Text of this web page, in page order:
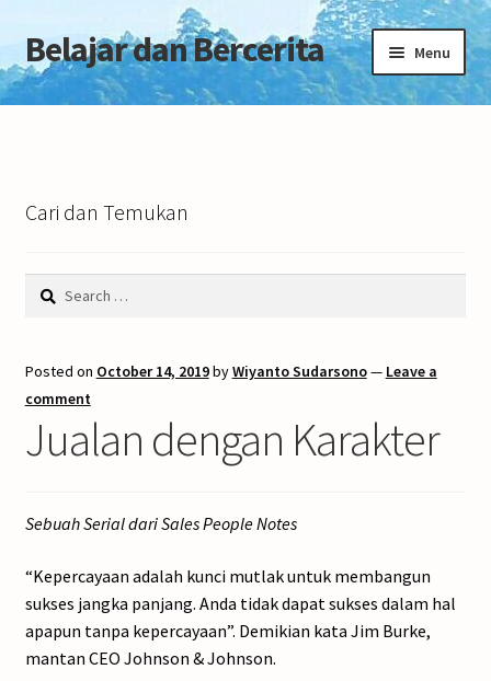
Skip
to
navigation
Skip
to
Belajar dan Bercerita Menu
Home
Cari dan Temukan
Search
Posted on October 14, 2019byWiyanto Sudarsono— Leave a
comment
Jualan dengan Karakter
Sebuah Serial dari Sales People Notes
“Kepercayaan adalah kunci mutlak untuk membangun
sukses jangka panjang. Anda tidak dapat sukses dalam hal
apapun tanpa kepercayaan”. Demikian kata Jim Burke,
mantan CEO Johnson & Johnson.